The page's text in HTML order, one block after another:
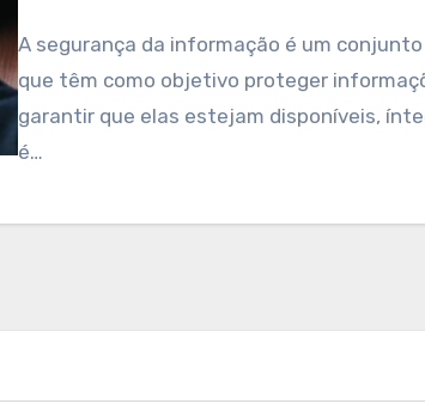
A segurança da informação é um conjunto de medidas e práticas
que têm como objetivo proteger
garantir que elas estejam disponíveis,
é…